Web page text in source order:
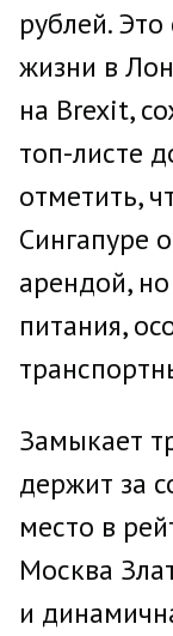
рублей.
жизни в
на Brexit,
топ-листе
отметить,
Сингапуре
арендой,
питания,
Замыкает
держит за
место в
Москва
и